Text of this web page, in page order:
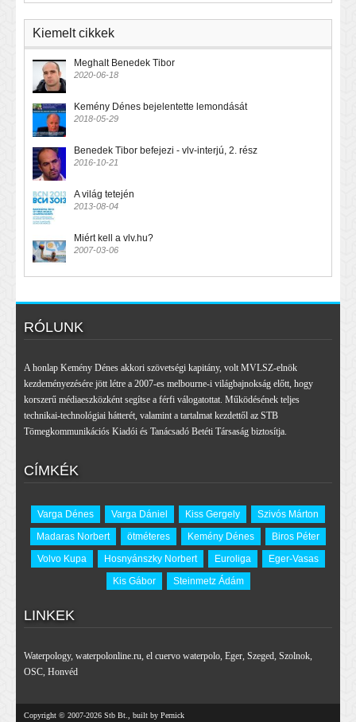
Kiemelt cikkek
Meghalt Benedek Tibor
2020-06-18
Kemény Dénes bejelentette lemondását
2018-05-29
Benedek Tibor befejezi - vlv-interjú, 2. rész
2016-10-21
A világ tetején
2013-08-04
Miért kell a vlv.hu?
2007-03-06
RÓLUNK
A honlap Kemény Dénes akkori szövetségi kapitány, volt MVLSZ-elnök
kezdeményezésére jött létre a 2007-es melbourne-i világbajnokság előtt, hogy
korszerű médiaeszközként segítse a férfi válogatottat. Működésének teljes
technikai-technológiai hátterét, valamint a tartalmat kezdettől az STB
Tömegkommunikációs Kiadói és Tanácsadó Betéti Társaság biztosítja.
CÍMKÉK
Varga Dénes Varga Dániel Kiss Gergely
Szivós Márton
Madaras Norbert
ötméteres Kemény Dénes
Biros Péter
Volvo Kupa
Hosnyánszky Norbert Euroliga
Eger-Vasas
Kis Gábor
Steinmetz Ádám
LINKEK
Waterpology, waterpolonline.ru, el cuervo waterpolo, Eger, Szeged, Szolnok,
OSC, Honvéd
Copyright © 2007-2026 Stb Bt., built by Pernick